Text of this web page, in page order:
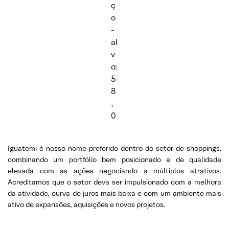
ç
o
-
al
v
o:
5
8
,
0
Iguatemi é nosso nome preferido dentro do setor de shoppings,
combinando um portfólio bem posicionado e de qualidade
elevada com as ações negociando a múltiplos atrativos.
Acreditamos que o setor deva ser impulsionado com a melhora
da atividade, curva de juros mais baixa e com um ambiente mais
ativo de expansões, aquisições e novos projetos.